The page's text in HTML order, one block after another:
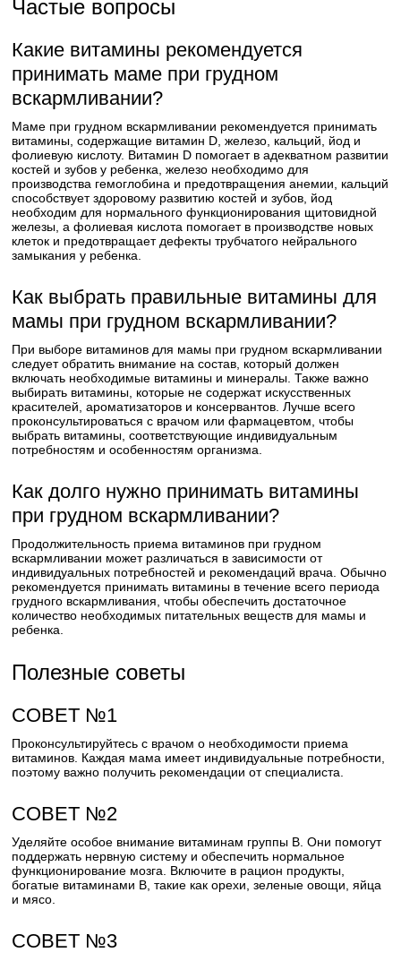
Частые вопросы
Какие витамины рекомендуется
принимать маме при грудном
вскармливании?
Маме при грудном вскармливании рекомендуется принимать
витамины, содержащие витамин D, железо, кальций, йод и
фолиевую кислоту. Витамин D помогает в адекватном развитии
костей и зубов у ребенка, железо необходимо для
производства гемоглобина и предотвращения анемии, кальций
способствует здоровому развитию костей и зубов, йод
необходим для нормального функционирования щитовидной
железы, а фолиевая кислота помогает в производстве новых
клеток и предотвращает дефекты трубчатого нейрального
замыкания у ребенка.
Как выбрать правильные витамины для
мамы при грудном вскармливании?
При выборе витаминов для мамы при грудном вскармливании
следует обратить внимание на состав, который должен
включать необходимые витамины и минералы. Также важно
выбирать витамины, которые не содержат искусственных
красителей, ароматизаторов и консервантов. Лучше всего
проконсультироваться с врачом или фармацевтом, чтобы
выбрать витамины, соответствующие индивидуальным
потребностям и особенностям организма.
Как долго нужно принимать витамины
при грудном вскармливании?
Продолжительность приема витаминов при грудном
вскармливании может различаться в зависимости от
индивидуальных потребностей и рекомендаций врача. Обычно
рекомендуется принимать витамины в течение всего периода
грудного вскармливания, чтобы обеспечить достаточное
количество необходимых питательных веществ для мамы и
ребенка.
Полезные советы
СОВЕТ №1
Проконсультируйтесь с врачом о необходимости приема
витаминов. Каждая мама имеет индивидуальные потребности,
поэтому важно получить рекомендации от специалиста.
СОВЕТ №2
Уделяйте особое внимание витаминам группы В. Они помогут
поддержать нервную систему и обеспечить нормальное
функционирование мозга. Включите в рацион продукты,
богатые витаминами В, такие как орехи, зеленые овощи, яйца
и мясо.
СОВЕТ №3